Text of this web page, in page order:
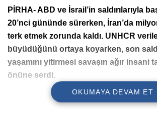
PİRHA- ABD ve İsrail’in saldırılarıyla
20’nci gününde sürerken, İran’da
terk etmek zorunda kaldı. UNHCR
büyüdüğünü ortaya koyarken, son
yaşamını yitirmesi savaşın ağır insani
önüne serdi.
ABD ve İsrail’in 28 Şubat’ta İran’a yönelik
OKUMAYA DEVAM ET